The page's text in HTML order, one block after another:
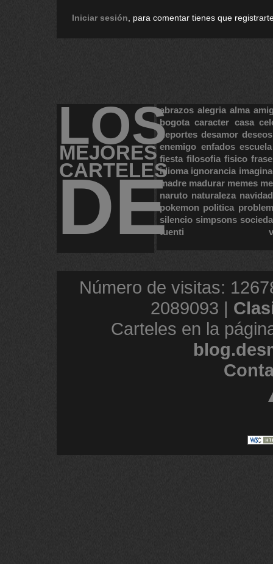
Iniciar sesión, para comentar tienes que
LOS
MEJORES
CARTELES
DE
abrazos alegria alma
bogota caracter casa
deportes desamor deseos
enemigo enfados escuela
fiesta filosofia fisico
idioma ignorancia
madre madurar memes
naruto naturaleza navidad
pokemon politica
silencio simpsons
tuenti
Número de visitas:
2089093 |
Carteles en la